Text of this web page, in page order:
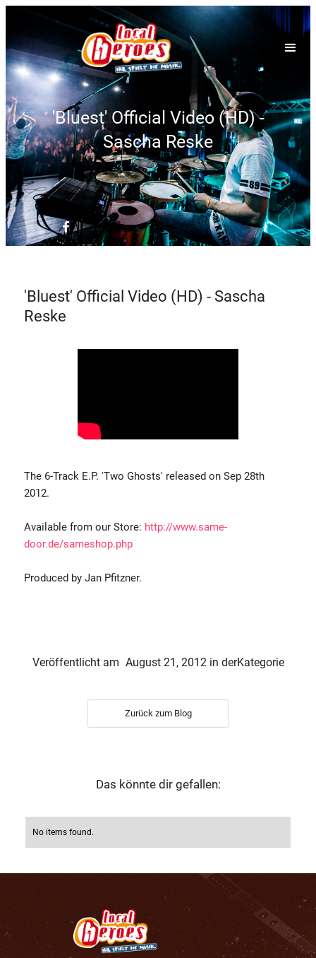
'Bluest' Official Video (HD) -
Sascha Reske
'Bluest' Official Video (HD) - Sascha
Reske
The 6-Track E.P. 'Two Ghosts' released on Sep 28th
2012.
Available from our Store: http://www.same-
door.de/sameshop.php
Produced by Jan Pfitzner.
Veröffentlicht am August 21, 2012 in derKategorie
Zurück zum Blog
Das könnte dir gefallen:
No items found.